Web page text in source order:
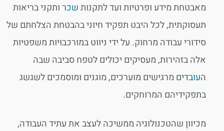
מאבטחת מידע ופרטיות ועד לתקנותשכרותקני בריאות
תעסוקתית, לכל היבט תפקיד חיוני בהבטחת הצלחתם של
סידורי עבודה מרחוק. על ידי ניווט במורכבויות משפטיות
אלה בזהירות, מעסיקים יכולים לטפח סביבה שבה
העובדים מרגישים מוערכים, מוגנים ומוסמכים לשגשג
בתפקידיהם המרוחקים.
מכיוון שהטכנולוגיה ממשיכה לעצב את עתיד העבודה,